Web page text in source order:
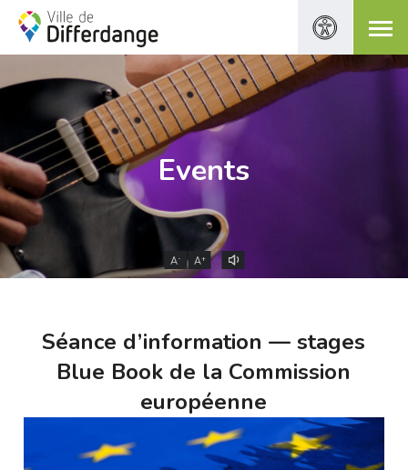
Events
A- A+
Séance d’information — stages
Blue Book de la Commission
européenne